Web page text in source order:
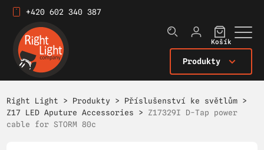
+420 602 340 387
Produkty
Košík
Right Light > Produkty > Příslušenství ke světlům >
Z17 LED Aputure Accessories > Z17329I D-Tap power
cable for STORM 80c